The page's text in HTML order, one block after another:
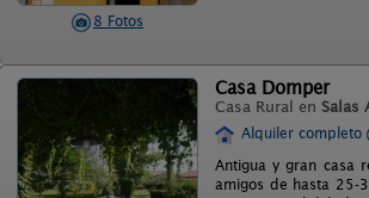
8 Fotos
Casa Domper
Casa Rural en Salas
Alquiler completo
Antigua y gran casa
amigos de hasta 25-